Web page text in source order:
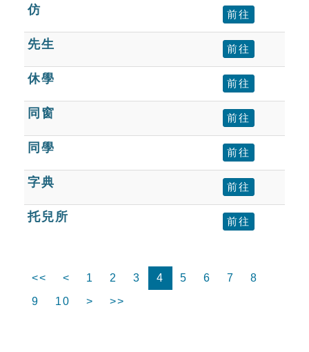
貓頭鷹博士
仿 前往
先生 前往
休學 前往
同窗 前往
同學 前往
字典 前往
托兒所 前往
<< < 1 2 3 4 5 6 7
8
9
10 > >>